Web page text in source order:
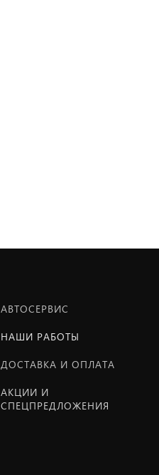
АВТОСЕРВИС
НАШИ РАБОТЫ
ДОСТАВКА И ОПЛАТА
АКЦИИ И
СПЕЦПРЕДЛОЖЕНИЯ